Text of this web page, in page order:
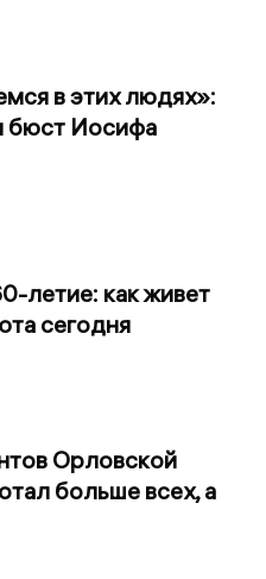
в этих людях»:
бюст Иосифа
летие: как живет
сегодня
Орловской
больше всех, а